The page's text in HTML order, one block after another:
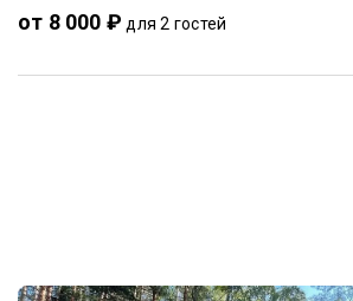
от 8 000 ₽ для 2 гостей